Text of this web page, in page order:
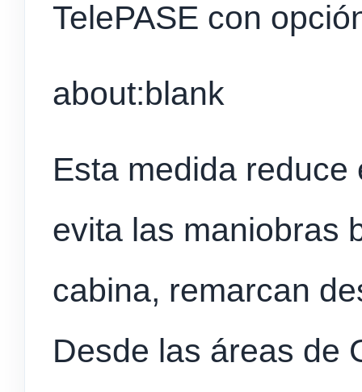
TelePASE con
about:blank
Esta medida
evita las maniobras
cabina, remarcan
Desde las áreas de